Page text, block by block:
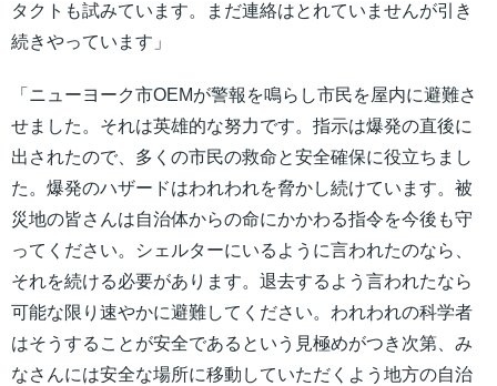
タクトも試みています。まだ連絡はとれていませんが引き
続きやっています」
「ニューヨーク市OEMが警報を鳴らし市民を屋内に避難さ
せました。それは英雄的な努力です。指示は爆発の直後に
出されたので、多くの市民の救命と安全確保に役立ちまし
た。爆発のハザードはわれわれを脅かし続けています。被
災地の皆さんは自治体からの命にかかわる指令を今後も守
ってください。シェルターにいるように言われたのなら、
それを続ける必要があります。退去するよう言われたなら
可能な限り速やかに避難してください。われわれの科学者
はそうすることが安全であるという見極めがつき次第、み
なさんには安全な場所に移動していただくよう地方の自治